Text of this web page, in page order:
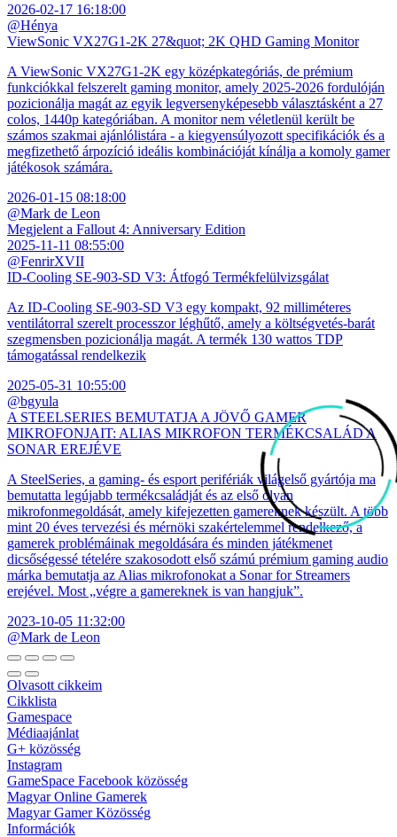
2026-02-17 16:18:00
@Hénya
ViewSonic VX27G1-2K 27&quot; 2K QHD Gaming Monitor
A ViewSonic VX27G1-2K egy középkategóriás, de prémium
funkciókkal felszerelt gaming monitor, amely 2025-2026 fordulóján
pozicionálja magát az egyik legversenyképesebb választásként a 27
colos, 1440p kategóriában. A monitor nem véletlenül került be
számos szakmai ajánlólistára - a kiegyensúlyozott specifikációk és a
megfizethető árpozíció ideális kombinációját kínálja a komoly gamer
játékosok számára.
2026-01-15 08:18:00
@Mark de Leon
Megjelent a Fallout 4: Anniversary Edition
2025-11-11 08:55:00
@FenrirXVII
ID-Cooling SE-903-SD V3: Átfogó Termékfelülvizsgálat
Az ID-Cooling SE-903-SD V3 egy kompakt, 92 milliméteres
ventilátorral szerelt processzor léghűtő, amely a költségvetés-barát
szegmensben pozicionálja magát. A termék 130 wattos TDP
támogatással rendelkezik
2025-05-31 10:55:00
@bgyula
A STEELSERIES BEMUTATJA A JÖVŐ GAMER
MIKROFONJAIT: ALIAS MIKROFON TERMÉKCSALÁD A
SONAR EREJÉVE
A SteelSeries, a gaming- és esport perifériák világelső gyártója ma
bemutatta legújabb termékcsaládját és az első olyan
mikrofonmegoldását, amely kifejezetten gamereknek készült. A több
mint 20 éves tervezési és mérnöki szakértelemmel rendelkező, a
gamerek problémáinak megoldására és minden játékmenet
dicsőségessé tételére szakosodott első számú prémium gaming audio
márka bemutatja az Alias mikrofonokat a Sonar for Streamers
erejével. Most „végre a gamereknek is van hangjuk”.
2023-10-05 11:32:00
@Mark de Leon
Olvasott cikkeim
Cikklista
Gamespace
Médiaajánlat
G+ közösség
Instagram
GameSpace Facebook közösség
Magyar Online Gamerek
Magyar Gamer Közösség
Információk